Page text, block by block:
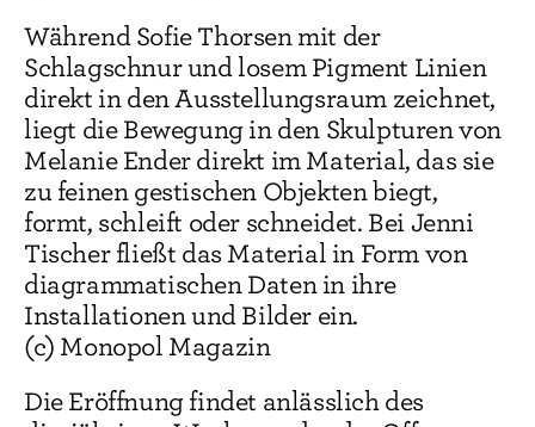
Während Sofie Thorsen mit der
Schlagschnur und losem Pigment Linien
direkt in den Ausstellungsraum zeichnet,
liegt die Bewegung in den Skulpturen von
Melanie Ender direkt im Material, das sie
zu feinen gestischen Objekten biegt,
formt, schleift oder schneidet. Bei Jenni
Tischer fließt das Material in Form von
diagrammatischen Daten in ihre
Installationen und Bilder ein.
(c) Monopol Magazin
Die Eröffnung findet anlässlich des